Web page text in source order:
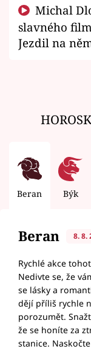
slavného
Jezdil na
Beran Býk
Beran 8. 8.
Rychlé akce
Nedivte se, že
se lásky a
dějí příliš rychle
porozumět.
že se honíte za
stanice.